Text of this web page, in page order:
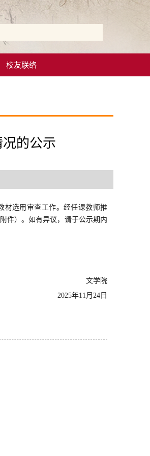
校友联络
的公示
材选用审查工作。经任课教师推
件） 。如有异议，请于公示期内
文学院
2025年11月24日